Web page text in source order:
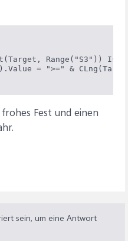
Range("S3")) Is
= ">=" &
Fest und einen
sein, um eine Antwort